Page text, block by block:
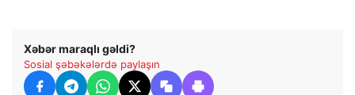
Xəbər maraqlı gəldi?
Sosial şəbəkələrdə paylaşın